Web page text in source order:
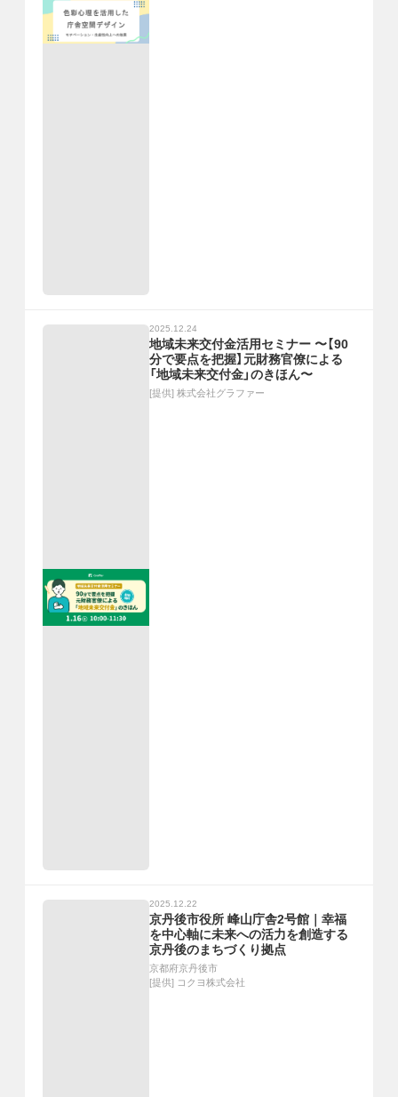
2025.12.24
地域未来交付金活用セミナー 〜【90
分で要点を把握】元財務官僚による
「地域未来交付金」のきほん〜
[提供] 株式会社グラファー
2025.12.22
京丹後市役所 峰山庁舎2号館｜幸福
を中心軸に未来への活力を創造する
京丹後のまちづくり拠点
京都府京丹後市
[提供] コクヨ株式会社